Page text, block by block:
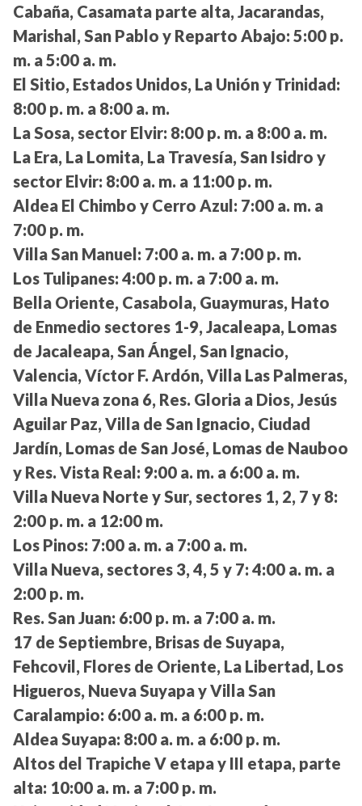
Cabaña, Casamata parte alta, Jacarandas,
Marishal, San Pablo y Reparto Abajo: 5:00 p.
m. a 5:00 a. m.
El Sitio, Estados Unidos, La Unión y Trinidad:
8:00 p. m. a 8:00 a. m.
La Sosa, sector Elvir: 8:00 p. m. a 8:00 a. m.
La Era, La Lomita, La Travesía, San Isidro y
sector Elvir: 8:00 a. m. a 11:00 p. m.
Aldea El Chimbo y Cerro Azul: 7:00 a. m. a
7:00 p. m.
Villa San Manuel: 7:00 a. m. a 7:00 p. m.
Los Tulipanes: 4:00 p. m. a 7:00 a. m.
Bella Oriente, Casabola, Guaymuras, Hato
de Enmedio sectores 1-9, Jacaleapa, Lomas
de Jacaleapa, San Ángel, San Ignacio,
Valencia, Víctor F. Ardón, Villa Las Palmeras,
Villa Nueva zona 6, Res. Gloria a Dios, Jesús
Aguilar Paz, Villa de San Ignacio, Ciudad
Jardín, Lomas de San José, Lomas de Nauboo
y Res. Vista Real: 9:00 a. m. a 6:00 a. m.
Villa Nueva Norte y Sur, sectores 1, 2, 7 y 8:
2:00 p. m. a 12:00 m.
Los Pinos: 7:00 a. m. a 7:00 a. m.
Villa Nueva, sectores 3, 4, 5 y 7: 4:00 a. m. a
2:00 p. m.
Res. San Juan: 6:00 p. m. a 7:00 a. m.
17 de Septiembre, Brisas de Suyapa,
Fehcovil, Flores de Oriente, La Libertad, Los
Higueros, Nueva Suyapa y Villa San
Caralampio: 6:00 a. m. a 6:00 p. m.
Aldea Suyapa: 8:00 a. m. a 6:00 p. m.
Altos del Trapiche V etapa y III etapa, parte
alta: 10:00 a. m. a 7:00 p. m.